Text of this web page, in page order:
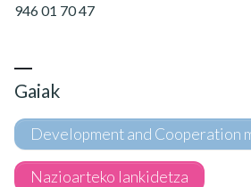
946 01 70 47
Gaiak
Development and Cooperation
Nazioarteko lankidetza